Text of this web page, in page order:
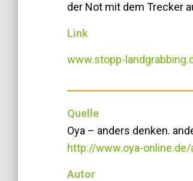
der Not mit dem Trecker
Link
www.stopp-
Quelle
Oya – anders denken.
http://www.oya-
Autor